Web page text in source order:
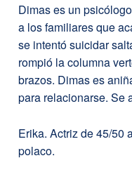
Dimas es un
a los familiares que
se intentó suicidar
rompió la columna
brazos. Dimas es
para relacionarse. Se
Erika. Actriz de 45/50
polaco.